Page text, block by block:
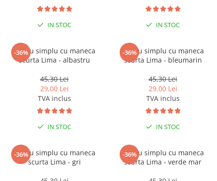
Veste de lucru
Impermeabila
Combinezoane de lucru
impermeabile
Costume de ploaie impermeabile
Jachete / Bluze salopeta
Pantaloni impermeabili
Pelerine de ploaie
Veste de lucru
Industria alimentara
Pantaloni de lucru
Sorturi impermeabile
Pantaloni de lucru in talie
IN STOC IN STOC
-36%
Tricou simplu cu maneca
scurta Lima - albastru
45,30 Lei
29,00 Lei
TVA inclus
IN STOC
-36%
Tricou simplu cu maneca
scurta Lima - bleumarin
45,30 Lei
29,00 Lei
TVA inclus
IN STOC
-36%
Tricou simplu cu maneca
scurta Lima - gri
-36%
Tricou simplu cu maneca
scurta Lima - verde mar